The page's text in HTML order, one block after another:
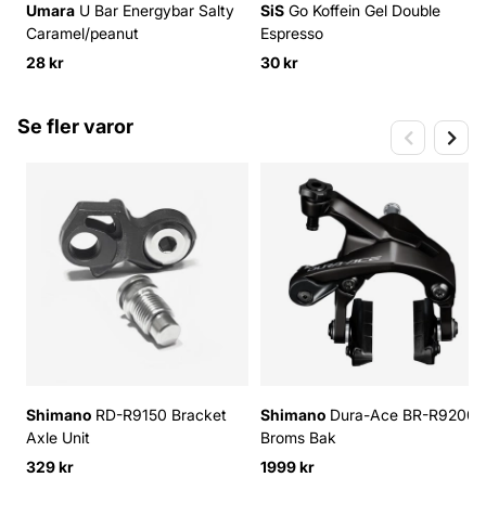
Umara U Bar Energybar Salty
Caramel/peanut
28 kr
SiS Go Koffein Gel Double
Espresso
30 kr
Se fler varor
Shimano RD-R9150 Bracket
Axle Unit
329 kr
Shimano Dura-Ace BR-R9200
Broms Bak
1999 kr